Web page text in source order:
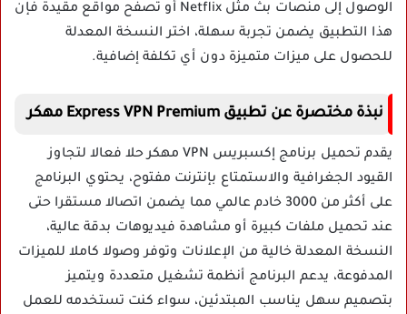
الوصول إلى منصات بث مثل Netflix أو تصفح مواقع مقيدة فإن
هذا التطبيق يضمن تجربة سهلة، اختر النسخة المعدلة
للحصول على ميزات متميزة دون أي تكلفة إضافية.
نبذة مختصرة عن تطبيق Express VPN Premium مهكر
يقدم تحميل برنامج إكسبريس VPN مهكر حلا فعالا لتجاوز
القيود الجغرافية والاستمتاع بإنترنت مفتوح، يحتوي البرنامج
على أكثر من 3000 خادم عالمي مما يضمن اتصالا مستقرا حتى
عند تحميل ملفات كبيرة أو مشاهدة فيديوهات بدقة عالية،
النسخة المعدلة خالية من الإعلانات وتوفر وصولا كاملا للميزات
المدفوعة، يدعم البرنامج أنظمة تشغيل متعددة ويتميز
بتصميم سهل يناسب المبتدئين، سواء كنت تستخدمه للعمل